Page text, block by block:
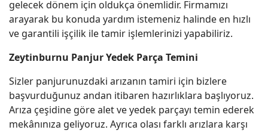
gelecek dönem için oldukça önemlidir. Firmamızı
arayarak bu konuda yardım istemeniz halinde en hızlı
ve garantili işçilik ile tamir işlemlerinizi yapabiliriz.
Zeytinburnu Panjur Yedek Parça Temini
Sizler panjurunuzdaki arızanın tamiri için bizlere
başvurduğunuz andan itibaren hazırlıklara başlıyoruz.
Arıza çeşidine göre alet ve yedek parçayı temin ederek
mekânınıza geliyoruz. Ayrıca olası farklı arızlara karşı